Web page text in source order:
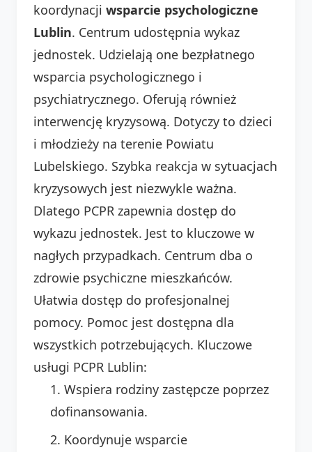
koordynacji wsparcie psychologiczne
Lublin. Centrum udostępnia wykaz
jednostek. Udzielają one bezpłatnego
wsparcia psychologicznego i
psychiatrycznego. Oferują również
interwencję kryzysową. Dotyczy to dzieci
i młodzieży na terenie Powiatu
Lubelskiego. Szybka reakcja w sytuacjach
kryzysowych jest niezwykle ważna.
Dlatego PCPR zapewnia dostęp do
wykazu jednostek. Jest to kluczowe w
nagłych przypadkach. Centrum dba o
zdrowie psychiczne mieszkańców.
Ułatwia dostęp do profesjonalnej
pomocy. Pomoc jest dostępna dla
wszystkich potrzebujących. Kluczowe
usługi PCPR Lublin:
Wspiera rodziny zastępcze poprzez
dofinansowania.
Koordynuje wsparcie